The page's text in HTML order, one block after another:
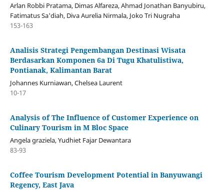
Arlan Robbi Pratama, Dimas Alfareza, Ahmad Jonathan Banyubiru,
Fatimatus Sa'diah, Diva Aurelia Nirmala, Joko Tri Nugraha
153-163
Analisis Strategi Pengembangan Destinasi Wisata
Berdasarkan Komponen 6a Di Tugu Khatulistiwa,
Pontianak, Kalimantan Barat
Johannes Kurniawan, Chelsea Laurent
10-17
Analysis of The Influence of Customer Experience on
Culinary Tourism in M Bloc Space
Angela graziela, Yudhiet Fajar Dewantara
83-93
Coffee Tourism Development Potential in Banyuwangi
Regency, East Java